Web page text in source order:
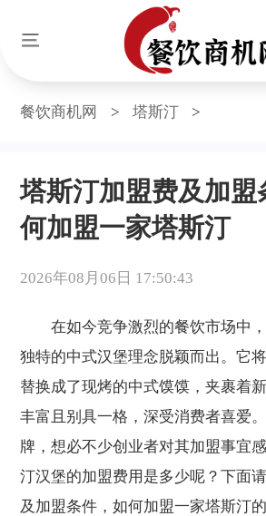
餐饮商机网 > 塔斯汀 >
塔斯汀加盟费及加盟
何加盟一家塔斯汀
2026年08月06日 17:50:43
在如今竞争激烈的餐饮市场中，
独特的中式汉堡理念脱颖而出。它
替换成了现烤的中式馍馍，夹裹着
丰富且别具一格，深受消费者喜爱
牌，想必不少创业者对其加盟事宜
汀汉堡的加盟费用是多少呢？下面
及加盟条件，如何加盟一家塔斯汀